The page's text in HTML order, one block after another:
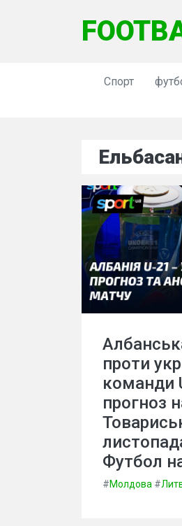
Спорт
проти
команди
прогноз
Футбол
#Молдова #